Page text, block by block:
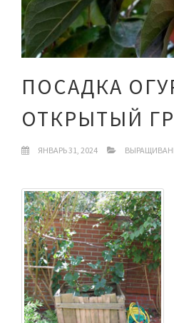
ПОСАДКА
ОТКРЫТЫЙ
ЯНВАРЬ 31, 2024